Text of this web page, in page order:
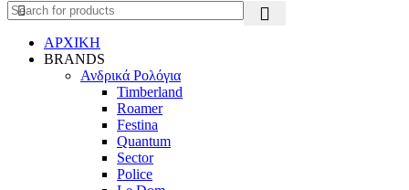
ΑΡΧΙΚΗ
BRANDS
Ανδρικά Ρολόγια
Timberland
Roamer
Festina
Quantum
Sector
Police